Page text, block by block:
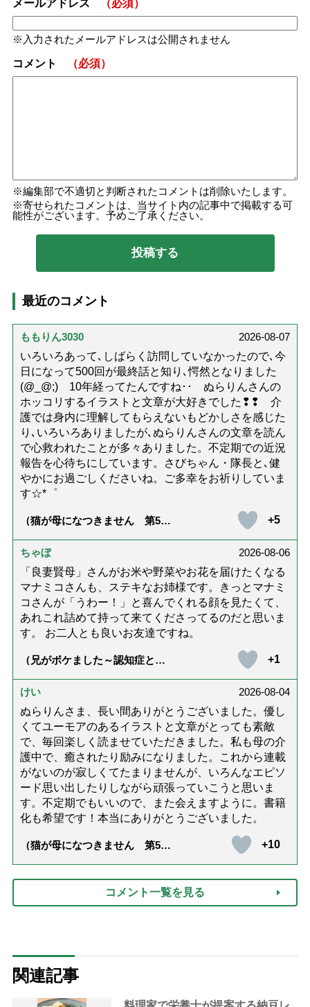
メールアドレス （必須）
入力されたメールアドレスは公開されません
コメント （必須）
編集部で不適切と判断されたコメントは削除いたします。
寄せられたコメントは、当サイト内の記事中で掲載する可
能性がございます。予めご了承ください。
最近のコメント
ももりん3030
2026-08-07
いろいろあって､しばらく訪問していなかったので､今
日になって500回が最終話と知り､愕然となりました
(@_@;) 10年経ってたんですね･･ ぬらりんさんの
ホッコリするイラストと文章が大好きでした❢❢ 介
護では身内に理解してもらえないもどかしさを感じた
り､いろいろありましたが､ぬらりんさんの文章を読ん
で心救われたことが多々ありました。不定期での近況
報告を心待ちにしています。さびちゃん・隊長と､健
やかにお過ごしくださいね。ご多幸をお祈りしていま
す☆*゜
（猫が母になつきません 第500
+5
ちゃぼ
2026-08-06
「良妻賢母」さんがお米や野菜やお花を届けたくなる
マナミコさんも、ステキなお姉様です。きっとマナミ
コさんが「うわー！」と喜んでくれる顔を見たくて、
あれこれ詰めて持って来てくださってるのだと思いま
す。 お二人とも良いお友達ですね。
（兄がボケました～認知症と介
達』が届きました」）
+1
けい
2026-08-04
ぬらりんさま、長い間ありがとうございました。優し
くてユーモアのあるイラストと文章がとっても素敵
で、毎回楽しく読ませていただきました。私も母の介
護中で、癒されたり励みになりました。これから連載
がないのが寂しくてたまりませんが、いろんなエピソ
ード思い出したりしながら頑張っていこうと思いま
す。不定期でもいいので、また会えますように。書籍
化も希望です！本当にありがとうございました。
（猫が母になつきません 第500
+10
コメント一覧を見る
関連記事